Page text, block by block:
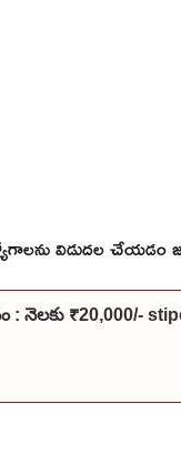
విడుదల చేయడం
నెలకు ₹20,000/-